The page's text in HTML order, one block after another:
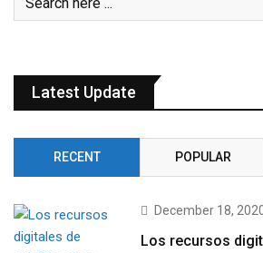
Latest Update
RECENT POPULAR
December 18,
Los recursos